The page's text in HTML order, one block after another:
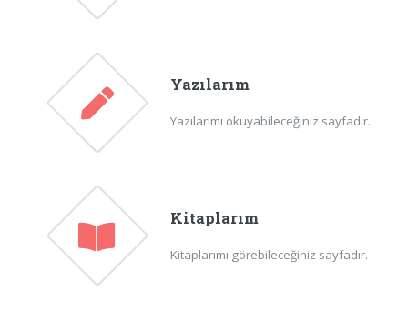
Yazılarım
Yazılarımı okuyabileceğiniz sayfadır.
Kitaplarım
Kitaplarımı görebileceğiniz sayfadır.